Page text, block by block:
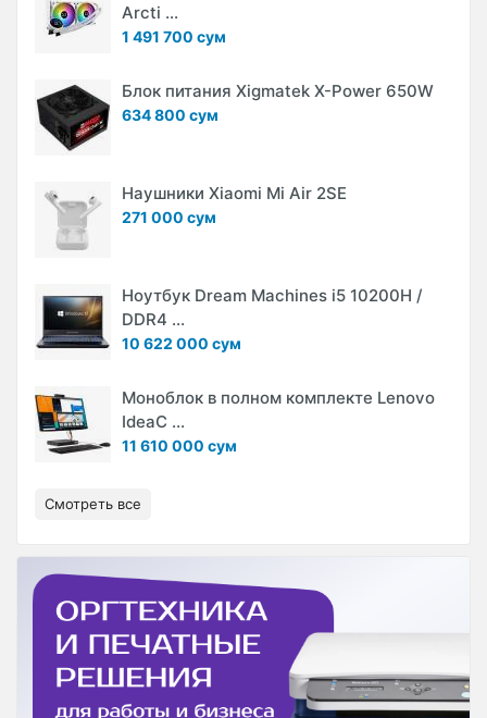
Arcti ...
1 491 700 сум
Блок питания Xigmatek X-Power 650W
634 800 сум
Наушники Xiaomi Mi Air 2SE
271 000 сум
Ноутбук Dream Machines i5 10200H /
DDR4 ...
10 622 000 сум
Моноблок в полном комплекте Lenovo
IdeaC ...
11 610 000 сум
Смотреть все